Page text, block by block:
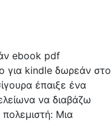
ebook pdf
για kindle δωρεάν στο
έπαιξε ένα
να διαβάζω
Μια